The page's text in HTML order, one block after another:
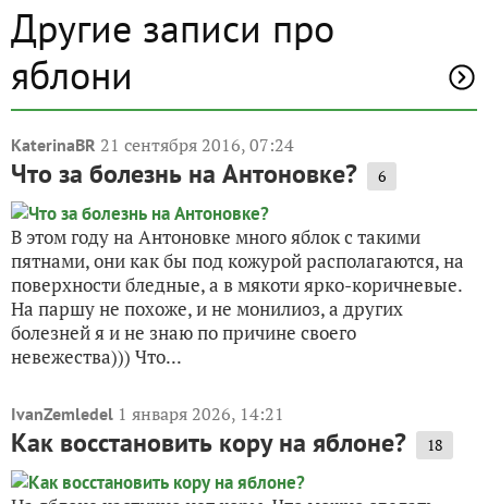
Другие записи про
яблони
KaterinaBR 21 сентября 2016, 07:24
Что за болезнь на Антоновке? 6
В этом году на Антоновке много яблок с такими
пятнами, они как бы под кожурой располагаются, на
поверхности бледные, а в мякоти ярко-коричневые.
На паршу не похоже, и не монилиоз, а других
болезней я и не знаю по причине своего
невежества))) Что...
IvanZemledel 1 января 2026, 14:21
Как восстановить кору на яблоне? 18